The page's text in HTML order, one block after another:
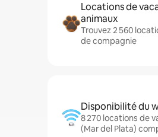
Locations de
animaux
Trouvez 2 560
de compagnie
Disponibilité du
8 270 locations de
(Mar del Plata)